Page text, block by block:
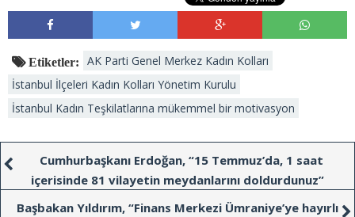
Etiketler:
AK Parti Genel Merkez Kadın Kolları
İstanbul İlçeleri Kadın Kolları Yönetim Kurulu
İstanbul Kadın Teşkilatlarına mükemmel bir motivasyon
Cumhurbaşkanı Erdoğan, “15 Temmuz’da, 1 saat
içerisinde 81 vilayetin meydanlarını doldurdunuz”
Başbakan Yıldırım, “Finans Merkezi Ümraniye’ye hayırlı